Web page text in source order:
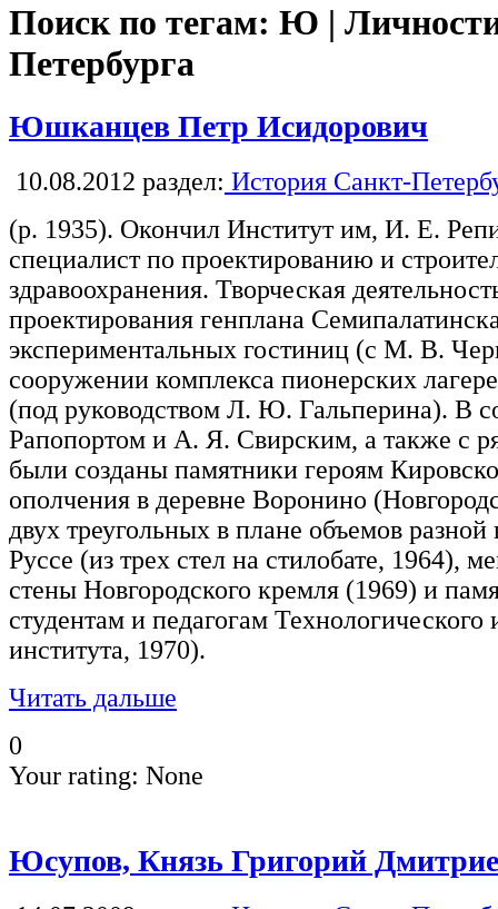
Поиск по тегам: Ю |
Петербурга
Юшканцев Петр Исидорович
10.08.2012 раздел: История Санкт-
(р. 1935). Окончил Институт им, И. Е.
специалист по проектированию и
здравоохранения. Творческая
проектирования генплана
экспериментальных гостиниц (с М. В.
сооружении комплекса пионерских
(под руководством Л. Ю. Гальперина). В
Рапопортом и А. Я. Свирским, а также с
были созданы памятники героям
ополчения в деревне Воронино
двух треугольных в плане объемов
Руссе (из трех стел на стилобате, 1964),
стены Новгородского кремля (1969) и
студентам и педагогам Технологического
института, 1970).
Читать дальше
0
Your rating: None
Юсупов, Князь Григорий